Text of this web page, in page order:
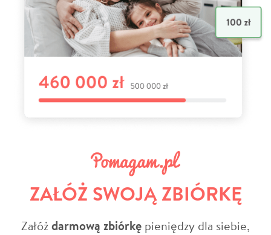
ZAŁÓŻ SWOJĄ ZBIÓRKĘ
Załóżdarmową zbiórkę pieniędzy dla siebie,